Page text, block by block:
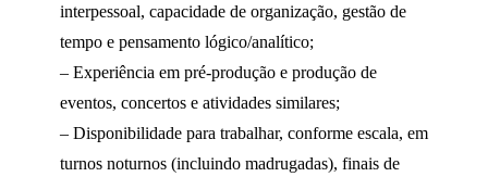
interpessoal, capacidade de organização, gestão de
tempo e pensamento lógico/analítico;
– Experiência em pré-produção e produção de
eventos, concertos e atividades similares;
– Disponibilidade para trabalhar, conforme escala, em
turnos noturnos (incluindo madrugadas), finais de